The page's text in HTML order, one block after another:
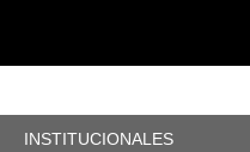
INSTITUCIONALES